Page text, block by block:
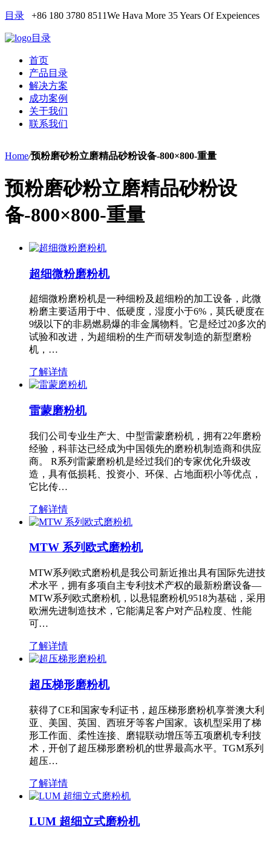
目录 +86 180 3780 8511We Hava More 35 Years Of Expeiences
目录
首页
产品目录
解决方案
成功案例
关于我们
联系我们
Home/预粉磨砂粉立磨精品砂粉设备-800×800-重量
预粉磨砂粉立磨精品砂粉设
备-800×800-重量
超细微粉磨粉机
超细微粉磨粉机是一种细粉及超细粉的加工设备，此微
粉磨主要适用于中、低硬度，湿度小于6%，莫氏硬度在
9级以下的非易燃易爆的非金属物料。它是经过20多次的
试验和改进，为超细粉的生产而研发制造的新型磨粉
机，…
了解详情
雷蒙磨粉机
我们公司专业生产大、中型雷蒙磨粉机，拥有22年磨粉
经验，科菲达已经成为中国领先的磨粉机制造商和供应
商。 R系列雷蒙磨粉机是经过我们的专家优化升级改
造，具有低损耗、投资小、环保、占地面积小等优点，
它比传…
了解详情
MTW 系列欧式磨粉机
MTW系列欧式磨粉机是我公司新近推出具有国际先进技
术水平，拥有多项自主专利技术产权的最新粉磨设备—
MTW系列欧式磨粉机，以悬辊磨粉机9518为基础，采用
欧洲先进制造技术，它能满足客户对产品粒度、性能
可…
了解详情
超压梯形磨粉机
获得了CE和国家专利证书，超压梯形磨粉机享誉澳大利
亚、美国、英国、西班牙等客户国家。该机型采用了梯
形工作面、柔性连接、磨辊联动增压等五项磨机专利技
术，开创了超压梯形磨粉机的世界最高水平。TGM系列
超压…
了解详情
LUM 超细立式磨粉机